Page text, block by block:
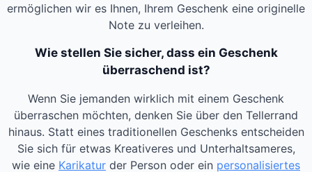
ermöglichen wir es Ihnen, Ihrem Geschenk eine originelle
Note zu verleihen.
Wie stellen Sie sicher, dass ein Geschenk
überraschend ist?
Wenn Sie jemanden wirklich mit einem Geschenk
überraschen möchten, denken Sie über den Tellerrand
hinaus. Statt eines traditionellen Geschenks entscheiden
Sie sich für etwas Kreativeres und Unterhaltsameres,
wie eine Karikatur der Person oder ein personalisiertes